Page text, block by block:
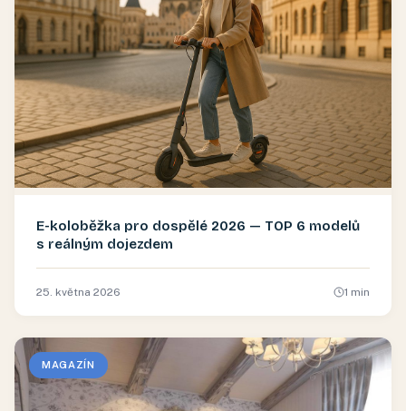
E-koloběžka pro dospělé 2026 — TOP 6 modelů
s reálným dojezdem
25. května 2026 1 min
MAGAZÍN